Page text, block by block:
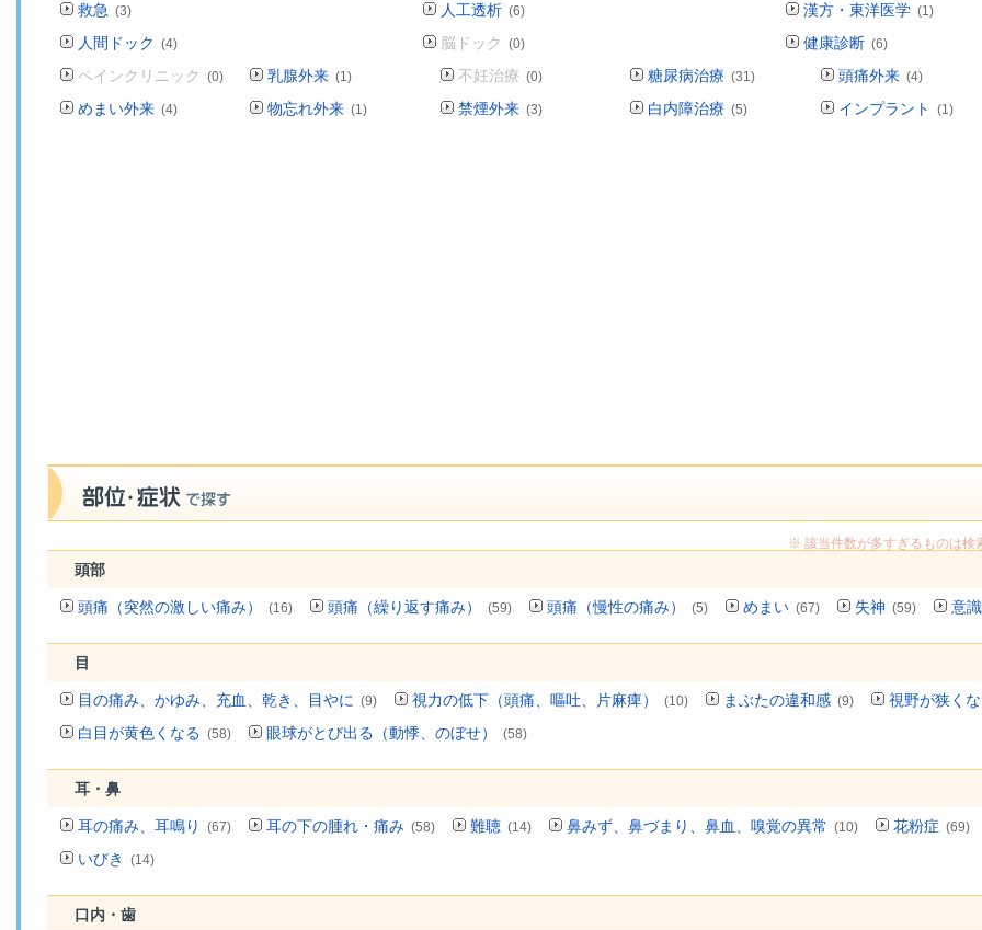
救急 (3) 人工透析 (6) 漢方・東洋医学 (1)
人間ドック (4) 脳ドック (0) 健康診断 (6)
ペインクリニック (0) 乳腺外来 (1) 不妊治療 (0) 糖尿病治療 (31) 頭痛外来 (4)
めまい外来 (4) 物忘れ外来 (1) 禁煙外来 (3) 白内障治療 (5) インプラント (1)
※ 該当件数が多すぎるものは検
頭部
頭痛（突然の激しい痛み） (16) 頭痛（繰り返す痛み） (59) 頭痛（慢性の痛み） (5) めまい (67) 失神 (59) 意
目
目の痛み、かゆみ、充血、乾き、目やに (9) 視力の低下（頭痛、嘔吐、片麻痺） (10) まぶたの違和感 (9) 視野が狭く
白目が黄色くなる (58) 眼球がとび出る（動悸、のぼせ） (58)
耳・鼻
耳の痛み、耳鳴り (67) 耳の下の腫れ・痛み (58) 難聴 (14) 鼻みず、鼻づまり、鼻血、嗅覚の異常 (10) 花粉症 (69)
いびき (14)
口内・歯